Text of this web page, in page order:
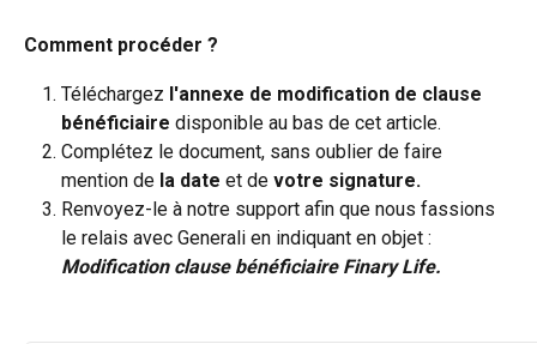
Comment procéder ?
Téléchargez l'annexe de modification de clause
bénéficiaire disponible au bas de cet article.
Complétez le document, sans oublier de faire
mention de la date et de votre signature.
Renvoyez-le à notre support afin que nous fassions
le relais avec Generali en indiquant en objet :
Modification clause bénéficiaire Finary Life.